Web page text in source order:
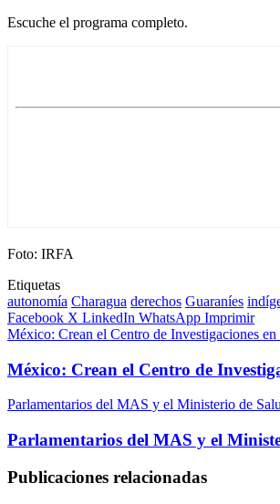
Escuche el programa completo.
Foto: IRFA
Etiquetas
autonomía Charagua derechos Guaraníes
Facebook X LinkedIn WhatsApp Imprimir
México: Crean el Centro de Investigaciones
México: Crean el Centro de
Parlamentarios del MAS y el Ministerio de
Parlamentarios del MAS y el
Publicaciones relacionadas